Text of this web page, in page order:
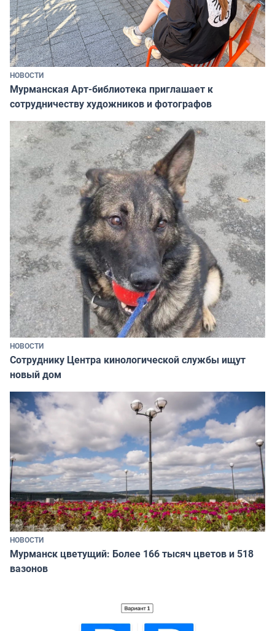
НОВОСТИ
Мурманская Арт-библиотека приглашает к
сотрудничеству художников и фотографов
НОВОСТИ
Сотруднику Центра кинологической службы ищут
новый дом
НОВОСТИ
Мурманск цветущий: Более 166 тысяч цветов и 518
вазонов